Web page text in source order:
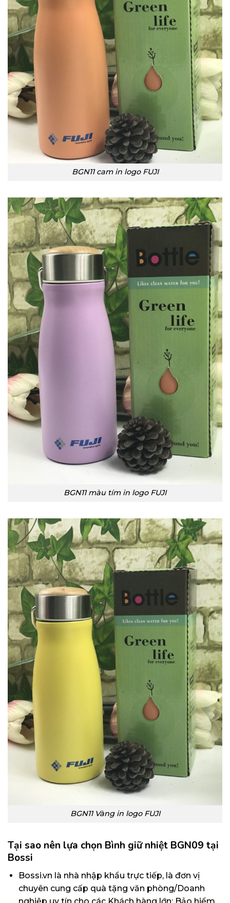
BGN11 cam in logo FUJI
BGN11 màu tím in logo FUJI
BGN11 Vàng in logo FUJI
Tại sao nên lựa chọn Bình giữ nhiệt BGN09 tại
Bossi
Bossi.vn là nhà nhập khẩu trực tiếp, là đơn vị
chuyên cung cấp quà tặng văn phòng/Doanh
nghiệp uy tín cho các Khách hàng lớn: Bảo hiểm